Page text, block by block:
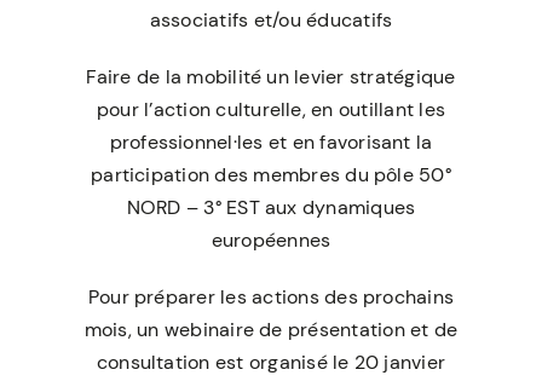
associatifs et/ou éducatifs
Faire de la mobilité un levier stratégique
pour l’action culturelle, en outillant les
professionnel·les et en favorisant la
participation des membres du pôle 50°
NORD – 3° EST aux dynamiques
européennes
Pour préparer les actions des prochains
mois, un webinaire de présentation et de
consultation est organisé le 20 janvier